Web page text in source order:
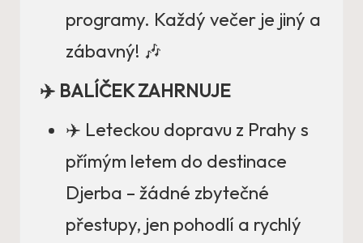
programy. Každý večer je jiný a
zábavný! 🎶
✈️ BALÍČEK ZAHRNUJE
✈️ Leteckou dopravu z Prahy s
přímým letem do destinace
Djerba – žádné zbytečné
přestupy, jen pohodlí a rychlý